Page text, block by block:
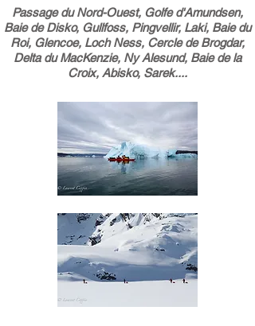
Passage du Nord-Ouest, Golfe d'Amundsen,
Baie de Disko, Gullfoss, Pingvellir, Laki, Baie du
Roi, Glencoe, Loch Ness, Cercle de Brogdar,
Delta du MacKenzie, Ny Alesund, Baie de la
Croix, Abisko, Sarek....